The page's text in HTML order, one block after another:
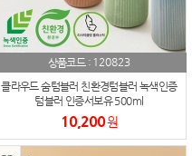
상품코드 : 120823
클라우드 숨텀블러 친환경텀블러 녹색인증
텀블러 인증서보유 500ml
10,200원